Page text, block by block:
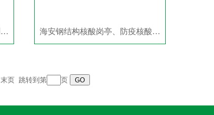
海安钢结构核酸岗亭、核酸检测岗亭厂家 海安钢结构核酸岗亭、防疫核酸检测岗亭厂家
末页 跳转到第 页